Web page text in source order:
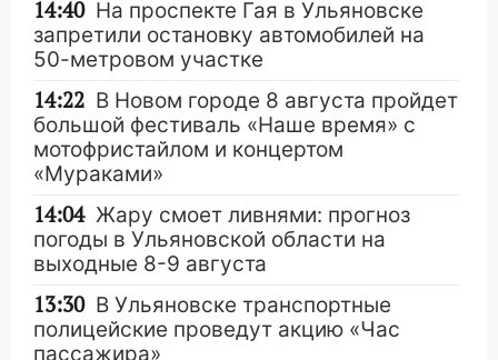
14:40 На проспекте Гая в Ульяновске
запретили остановку автомобилей на
50-метровом участке
14:22 В Новом городе 8 августа пройдет
большой фестиваль «Наше время» с
мотофристайлом и концертом
«Мураками»
14:04 Жару смоет ливнями: прогноз
погоды в Ульяновской области на
выходные 8-9 августа
13:30 В Ульяновске транспортные
полицейские проведут акцию «Час
пассажира»